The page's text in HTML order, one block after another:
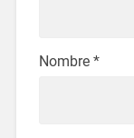
Nombre *